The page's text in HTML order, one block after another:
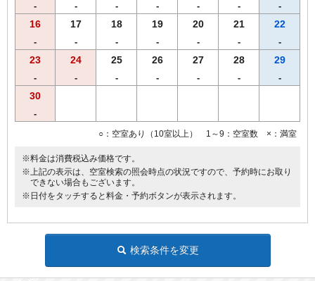
- - - - - - -
16
-
17
-
18
-
19
-
20
-
21
-
22
-
23
-
24
-
25
-
26
-
27
-
28
-
29
-
30
-
○：空室あり（10室以上） 1～9：空室数 ×：満室
※料金は消費税込み価格です。
※上記の表示は、空室検索の照会時点の状況ですので、予約時にお取り
できない場合もございます。
※日付をタッチすると料金・予約ボタンが表示されます。
検索条件を変更